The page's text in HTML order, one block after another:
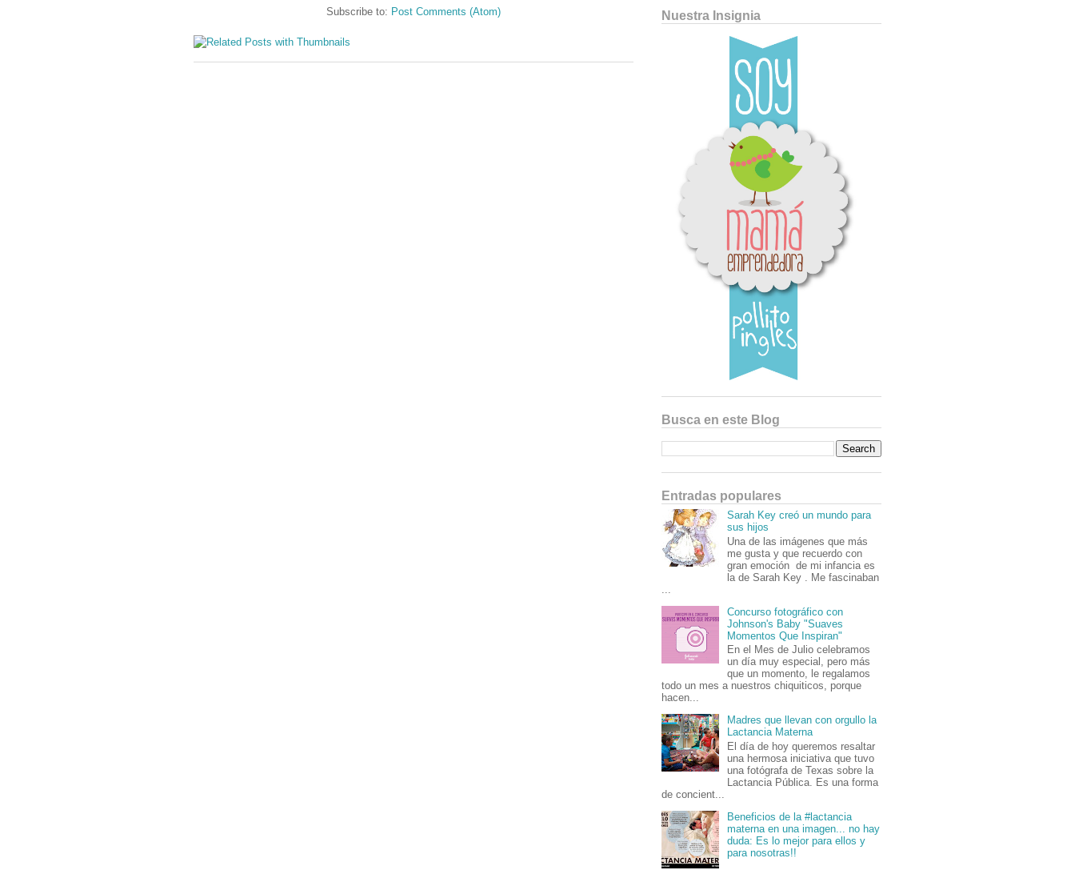
Subscribe to: Post Comments (Atom) Nuestra Insignia
Busca en este Blog
Entradas populares
Sarah Key creó un mundo para
sus hijos
Una de las imágenes que más
me gusta y que recuerdo con
gran emoción de mi infancia es
la de Sarah Key . Me fascinaban
Concurso fotográfico con
Johnson's Baby "Suaves
Momentos Que Inspiran"
En el Mes de Julio celebramos
un día muy especial, pero más
que un momento, le regalamos
todo un mes a nuestros chiquiticos, porque
hacen...
Madres que llevan con orgullo la
Lactancia Materna
El día de hoy queremos resaltar
una hermosa iniciativa que tuvo
una fotógrafa de Texas sobre la
Lactancia Pública. Es una forma
de concient...
Beneficios de la #lactancia
materna en una imagen... no hay
duda: Es lo mejor para ellos y
para nosotras!!